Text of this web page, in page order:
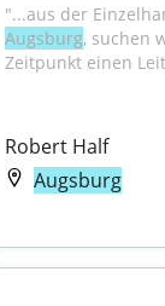
Augsburg, suchen
Zeitpunkt einen
Robert Half
Augsburg